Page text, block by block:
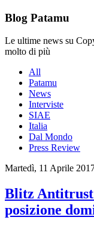
Blog Patamu
Le ultime news su
molto di più
All
Patamu
News
Interviste
SIAE
Italia
Dal Mondo
Press Review
Martedì, 11 Aprile
Blitz Antitrust
posizione